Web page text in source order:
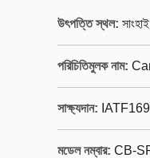
উৎপত্তি স্থল:
পরিচিতিমুলক নাম:
সাক্ষ্যদান:
মডেল নম্বার: CB-